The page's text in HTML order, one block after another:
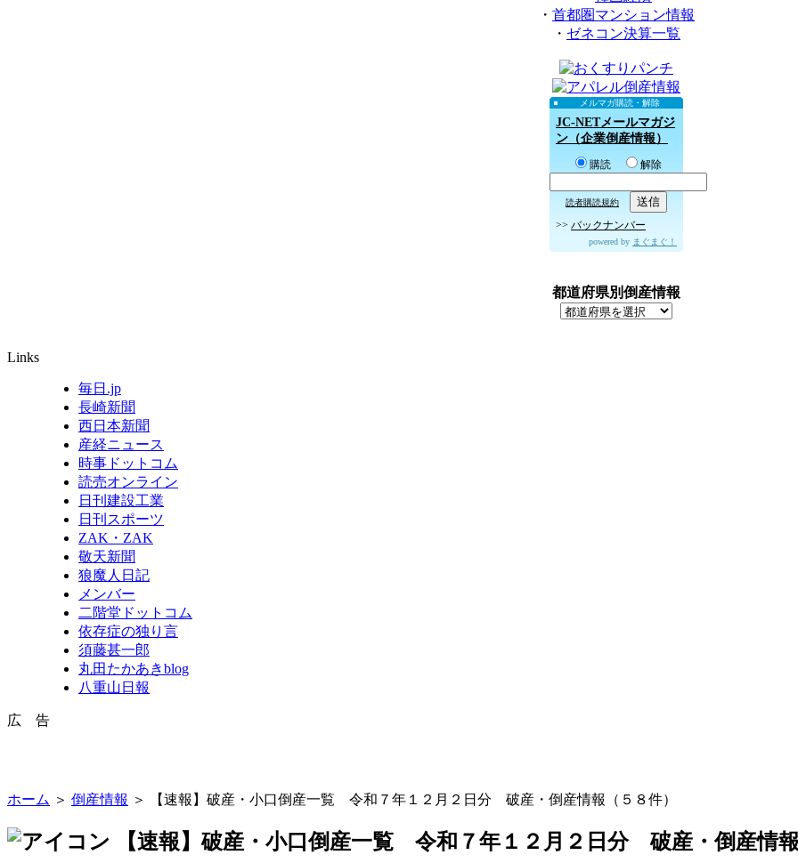
・ 首都圏マンション情報
・ ゼネコン決算一覧
メルマガ購読・解除
JC-NETメールマガジ
ン（企業倒産情報）
購読 解除
読者購読規約
>> バックナンバー
powered by まぐまぐ！
都道府県別倒産情報
Links
毎日.jp
長崎新聞
西日本新聞
産経ニュース
時事ドットコム
読売オンライン
日刊建設工業
日刊スポーツ
ZAK・ZAK
敬天新聞
狼魔人日記
メンバー
二階堂ドットコム
依存症の独り言
須藤甚一郎
丸田たかあきblog
八重山日報
広 告
ホーム ＞ 倒産情報 ＞ 【速報】破産・小口倒産一覧 令和７年１２月２日分 破産・倒産情報（５８件）
【速報】破産・小口倒産一覧 令和７年１２月２日分 破産・倒産情